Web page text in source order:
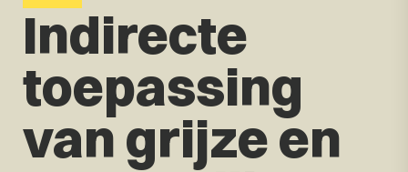
Indirecte
toepassing
van grijze en